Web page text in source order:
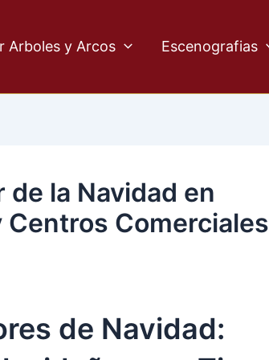
Arboles y Arcos Escenografias
la Navidad en
Centros Comerciales
de Navidad: